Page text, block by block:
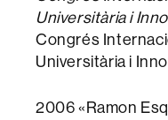
Universitària i
Congrés
Universitària i
2006 «Ramon